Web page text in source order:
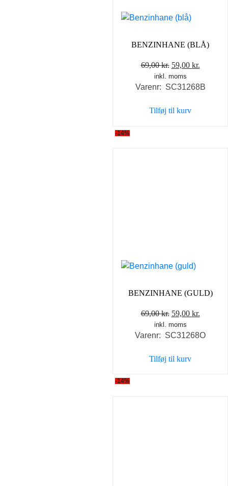
BENZINHANE (BLÅ)
69,00kr. Den
oprindelige
pris
69,00 kr..
59,00 kr.
pris
inkl. moms
Varenr: SC31268B
Tilføj til kurv
-14%
BENZINHANE (GULD)
69,00kr. Den
oprindelige
pris
69,00 kr..
59,00 kr.
pris
inkl. moms
Varenr: SC31268O
Tilføj til kurv
-14%